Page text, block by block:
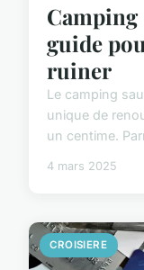
Camping
guide
ruiner
Le camping
unique de
un centime.
4 mars 2025
CROISIERE